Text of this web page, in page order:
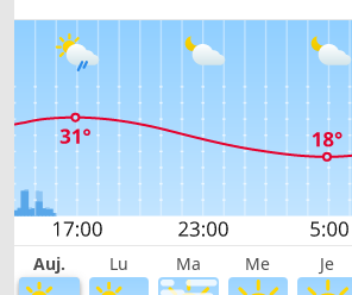
Auj. Lu Ma Me Je